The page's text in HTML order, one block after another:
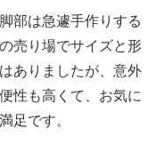
部は急遽手作りする
売り場でサイズと形
ありましたが、意外
性も高くて、お気に
足です。